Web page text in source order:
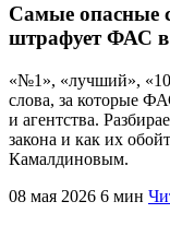
Самые опасные
штрафует ФАС в
«№1», «лучший»,
слова, за которые
и агентства.
закона и как их
Камалдиновым.
08 мая 2026 6 мин